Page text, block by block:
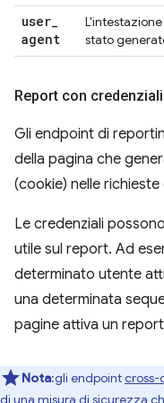
user
agent
L'intestazione
stato
Report con credenziali
Gli endpoint di
della pagina che
(cookie) nelle
Le credenziali
utile sul report. Ad
determinato utente
una determinata
pagine attiva un
Nota:gli endpointcross-
di una misura di sicurezza